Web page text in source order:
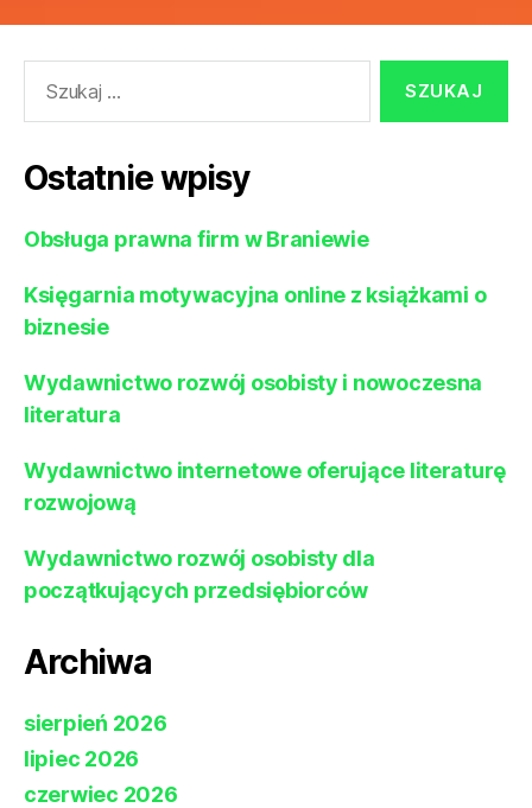
Ostatnie wpisy
Obsługa prawna firm w Braniewie
Księgarnia motywacyjna online z książkami o
biznesie
Wydawnictwo rozwój osobisty i nowoczesna
literatura
Wydawnictwo internetowe oferujące literaturę
rozwojową
Wydawnictwo rozwój osobisty dla
początkujących przedsiębiorców
Archiwa
sierpień 2026
lipiec 2026
czerwiec 2026